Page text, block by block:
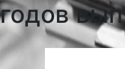
годов